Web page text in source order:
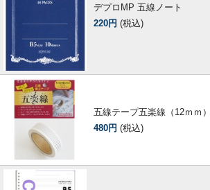
デプロMP 五線ノート
220円 (税込)
五線テープ五楽線（12ｍｍ）
480円 (税込)